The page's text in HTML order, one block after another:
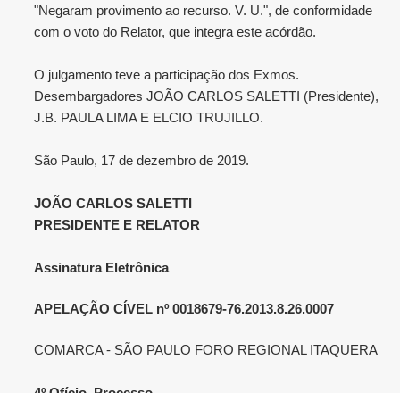
"Negaram provimento ao recurso. V. U.", de conformidade
com o voto do Relator, que integra este acórdão.
O julgamento teve a participação dos Exmos.
Desembargadores JOÃO CARLOS SALETTI (Presidente),
J.B. PAULA LIMA E ELCIO TRUJILLO.
São Paulo, 17 de dezembro de 2019.
JOÃO CARLOS SALETTI
PRESIDENTE E RELATOR
Assinatura Eletrônica
APELAÇÃO CÍVEL nº 0018679-76.2013.8.26.0007
COMARCA - SÃO PAULO FORO REGIONAL ITAQUERA